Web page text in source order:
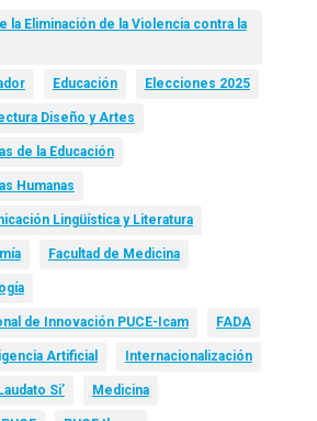
la Eliminación de la Violencia contra la
Educación Elecciones 2025
Diseño y Artes
de la Educación
Humanas
Lingüística y Literatura
Facultad de Medicina
de Innovación PUCE-Icam FADA
Artificial Internacionalización
Laudato Si’ Medicina